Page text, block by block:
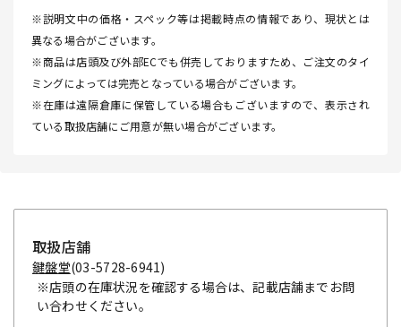
※説明文中の価格・スペック等は掲載時点の情報であり、現状とは
異なる場合がございます。
※商品は店頭及び外部ECでも併売しておりますため、ご注文のタイ
ミングによっては完売となっている場合がございます。
※在庫は遠隔倉庫に保管している場合もございますので、表示され
ている取扱店舗にご用意が無い場合がございます。
取扱店舗
鍵盤堂(03-5728-6941)
※店頭の在庫状況を確認する場合は、記載店舗までお問
い合わせください。